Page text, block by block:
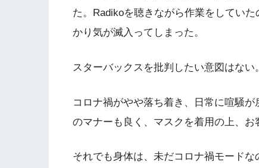
た。Radikoを聴きながら作業をしてい
かり気が滅入ってしまった。
スターバックスを批判したい意図はない。
コロナ禍がやや落ち着き、日常に喧騒
のマナーも良く、マスクを着用の上、お
それでも身体は、未だコロナ禍モード